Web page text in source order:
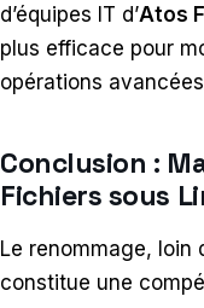
d’équipes IT d’Atos
plus efficace pour
opérations
Conclusion :
Fichiers sous
Le renommage, loin
constitue une